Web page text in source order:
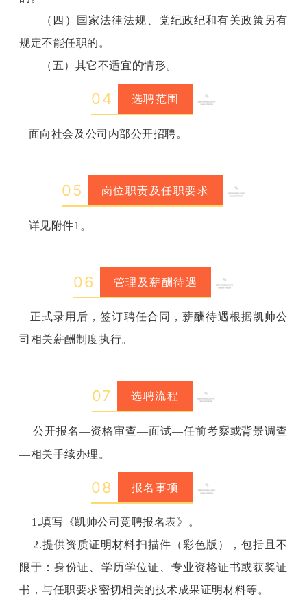
（四）国家法律法规、党纪政纪和有关政策另有
规定不能任职的。
（五）其它不适宜的情形。
04 选聘范围
面向社会及公司内部公开招聘。
05 岗位职责及任职要求
详见附件1。
06 管理及薪酬待遇
正式录用后，签订聘任合同，薪酬待遇根据凯帅公
司相关薪酬制度执行。
07 选聘流程
公开报名—资格审查—面试—任前考察或背景调查
—相关手续办理。
08 报名事项
1.填写《凯帅公司竞聘报名表》。
2.提供资质证明材料扫描件（彩色版），包括且不
限于：身份证、学历学位证、专业资格证书或获奖证
书，与任职要求密切相关的技术成果证明材料等。